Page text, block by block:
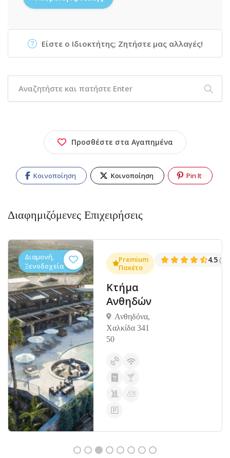
Είστε ο Ιδιοκτήτης; Ζητήστε μας αλλαγές!
Προσθέστε στα Αγαπημένα
Κοινοποίηση Κοινοποίηση Pin It
Διαφημιζόμενες Επιχειρήσεις
(1381)
Διαμονή,
Ξενοδοχεία
Premium
Πακέτο
Κτήμα
Ανθηδών
Ανθηδόνα,
Χαλκίδα 341
50
4.5